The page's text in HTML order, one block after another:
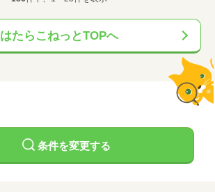
はたらこねっとTOPへ
条件を変更する